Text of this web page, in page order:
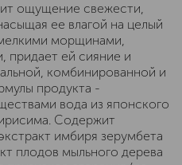
ощущение свежести,
ее влагой на целый
морщинами,
придает ей сияние и
комбинированной и
продукта -
вода из японского
Содержит
имбиря зерумбета
плодов мыльного дерева